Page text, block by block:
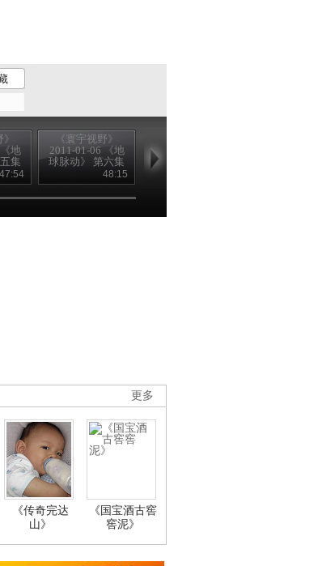
地
集
47:54
《寰宇视野》
2011-01-06 《地
球脉动》 第六集
《冰封世界
Frozen》
48:15
2011-01-07 《地
球脉动》 第七集
更多
《传奇完达
山》
《国宝酒古窖
窖泥》